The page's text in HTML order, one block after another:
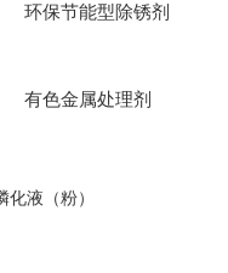
环保节能型除锈剂
有色金属处理剂
化液（粉）